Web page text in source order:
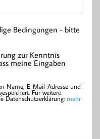
Bedingungen - bitte
zur Kenntnis
meine Eingaben
Name, E-Mail-Adresse und
Für weitere
Datenschutzerklärung: mehr